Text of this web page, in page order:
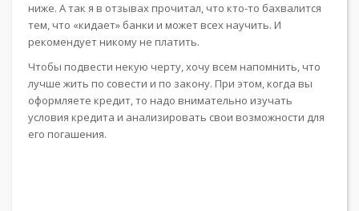
ниже. А так я в отзывах прочитал, что кто-то бахвалится
тем, что «кидает» банки и может всех научить. И
рекомендует никому не платить.
Чтобы подвести некую черту, хочу всем напомнить, что
лучше жить по совести и по закону. При этом, когда вы
оформляете кредит, то надо внимательно изучать
условия кредита и анализировать свои возможности для
его погашения.